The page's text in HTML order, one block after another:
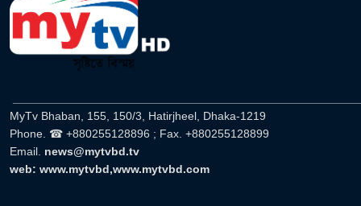
MyTv Bhaban, 155, 150/3, Hatirjheel, Dhaka-1219
Phone. ☎ +880255128896 ; Fax. +880255128899
Email. news@mytvbd.tv
web: www.mytvbd,www.mytvbd.com